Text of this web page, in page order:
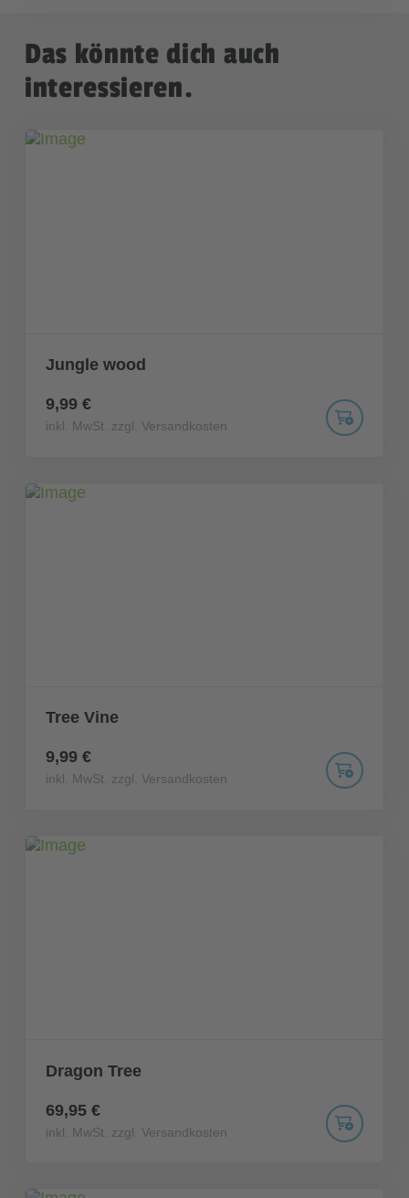
Das könnte dich auch
interessieren.
Jungle wood
9,99 €
inkl. MwSt. zzgl. Versandkosten
Tree Vine
9,99 €
inkl. MwSt. zzgl. Versandkosten
Dragon Tree
69,95 €
inkl. MwSt. zzgl. Versandkosten